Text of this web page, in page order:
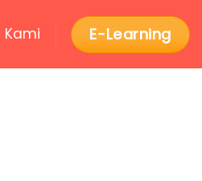
Kami E-Learning